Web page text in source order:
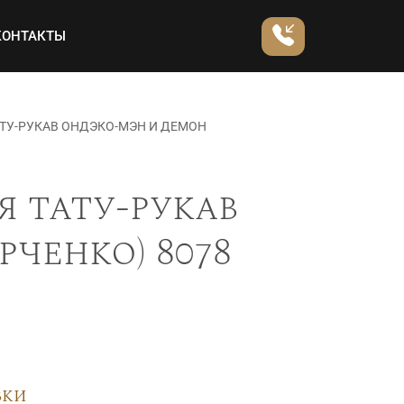
РУКАВ ОНДЭКО-МЭН И ДЕМОН
рукав
8078